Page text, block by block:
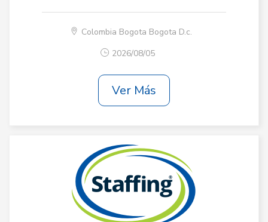
Colombia Bogota Bogota D.c.
2026/08/05
Ver Más